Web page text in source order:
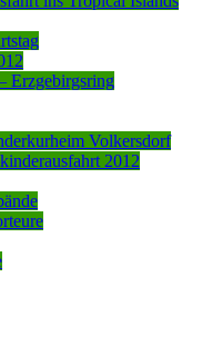
Erzgebirgsring
Volkersdorf
2012